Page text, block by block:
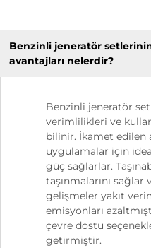
Benzinli jeneratör setlerinin
avantajları nelerdir?
Benzinli jeneratör
verimlilikleri ve
bilinir. İkamet edilen
uygulamalar için
güç sağlarlar.
taşınmalarını
gelişmeler yakıt
emisyonları
çevre dostu
getirmiştir.